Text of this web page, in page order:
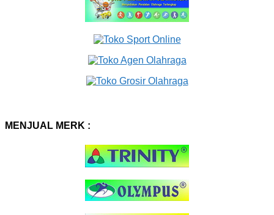
MENJUAL MERK :